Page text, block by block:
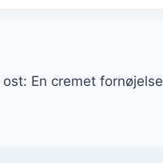
En cremet fornøjelse